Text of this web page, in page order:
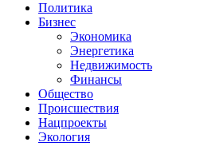
Политика
Бизнес
Экономика
Энергетика
Недвижимость
Финансы
Общество
Происшествия
Нацпроекты
Экология